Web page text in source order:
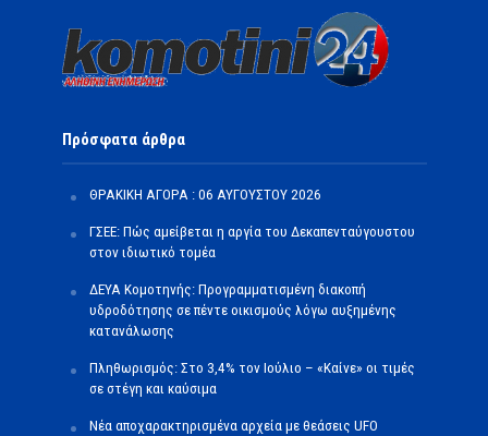
Πρόσφατα άρθρα
ΘΡΑΚΙΚΗ ΑΓΟΡΑ : 06 ΑΥΓΟΥΣΤΟΥ 2026
ΓΣΕΕ: Πώς αμείβεται η αργία του Δεκαπενταύγουστου
στον ιδιωτικό τομέα
ΔΕΥΑ Κομοτηνής: Προγραμματισμένη διακοπή
υδροδότησης σε πέντε οικισμούς λόγω αυξημένης
κατανάλωσης
Πληθωρισμός: Στο 3,4% τον Ιούλιο – «Καίνε» οι τιμές
σε στέγη και καύσιμα
Νέα αποχαρακτηρισμένα αρχεία με θεάσεις UFO